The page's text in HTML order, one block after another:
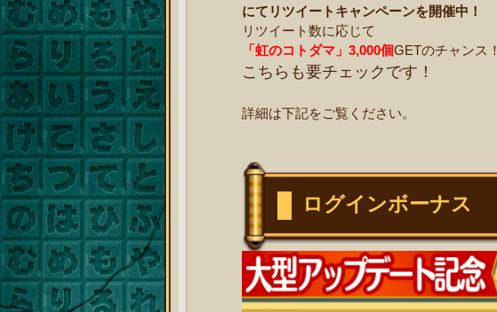
にてリツイートキャンペーンを開催中！
リツイート数に応じて
「虹のコトダマ」3,000個GETのチャンス！
こちらも要チェックです！
詳細は下記をご覧ください。
ログインボーナス